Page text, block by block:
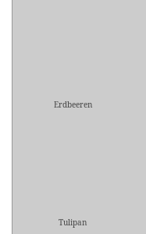
Erdbeeren
Tulipan